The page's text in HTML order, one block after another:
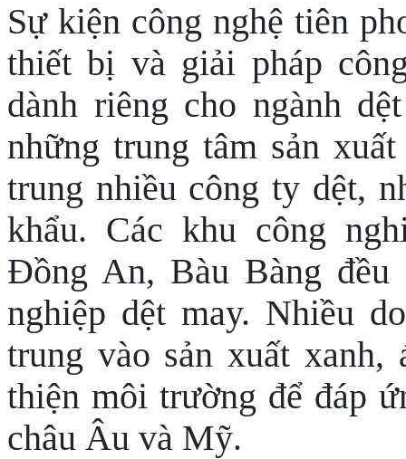
Sự kiện công nghệ tiên
thiết bị và giải pháp
dành riêng cho ngành
những trung tâm sản
trung nhiều công ty dệt,
khẩu. Các khu công
Đồng An, Bàu Bàng đều
nghiệp dệt may. Nhiều
trung vào sản xuất xanh,
thiện môi trường để đáp
châu Âu và Mỹ.